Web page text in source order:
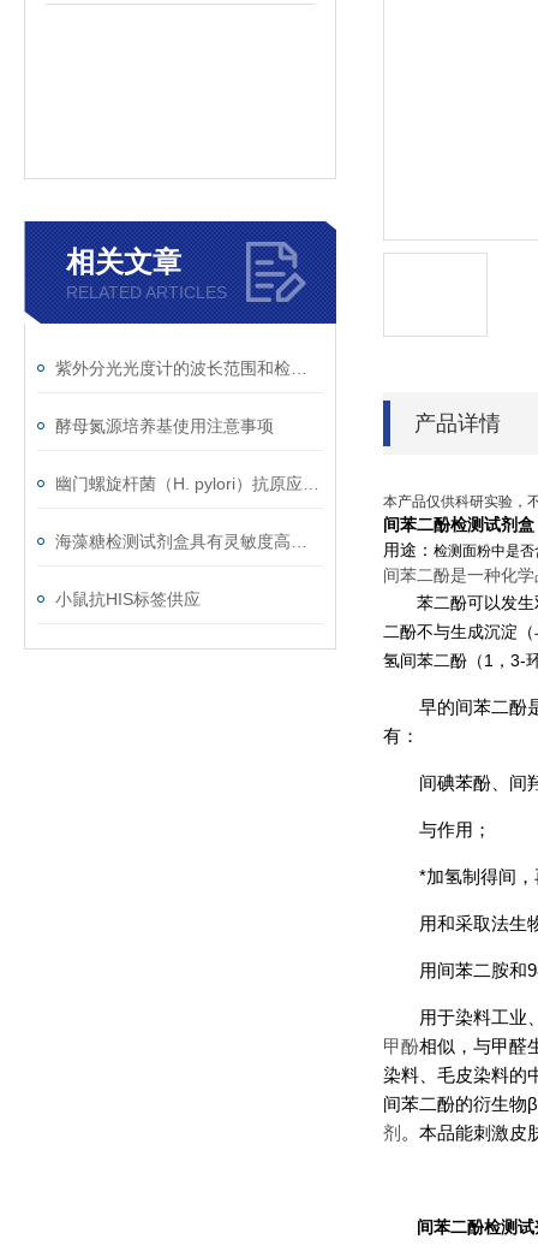
相关文章
RELATED ARTICLES
酵母氮源培养基使用注意事项
小鼠抗HIS标签供应
产品详情
本产品仅供科研实验，
间苯二酚检测试剂盒
用途： 检测面粉中是
间苯二酚是一种化
苯二酚可以发
二酚不与生成沉淀（
氢间苯二酚（1，3-
早的间苯二酚
有：
间碘苯酚、间
与作用；
*加氢制得间
用和采取法生
用间苯二胺和
用于染料工业
甲酚相似，与甲醛
染料、毛皮染料的
间苯二酚的衍生物
剂 。本品能刺激皮
间苯二酚检测